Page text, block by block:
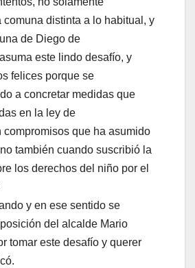
comuna distinta a lo habitual, y
de Diego de
este lindo desafío, y
felices porque se
a concretar medidas que
en la ley de
compromisos que ha asumido
también cuando suscribió la
los derechos del niño por el
y en ese sentido se
del alcalde Mario
tomar este desafío y querer